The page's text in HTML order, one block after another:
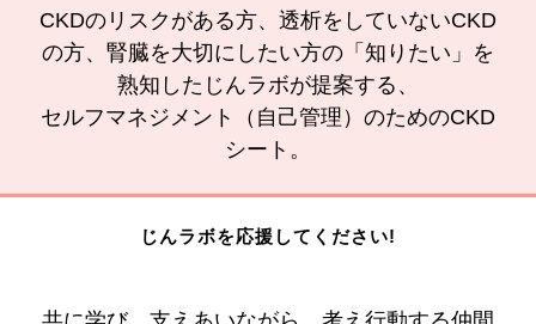
CKDのリスクがある方、透析をしていないCKD
の方、腎臓を大切にしたい方の「知りたい」を
熟知したじんラボが提案する、
セルフマネジメント（自己管理）のためのCKD
シート。
じんラボを応援してください!